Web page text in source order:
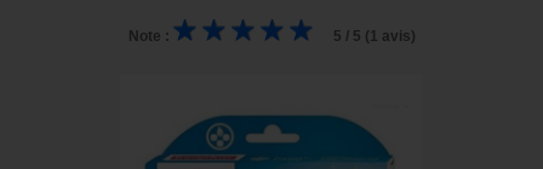
Note : 5 / 5 (1 avis)